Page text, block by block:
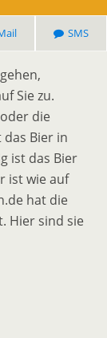
SMS
Sie zu.
die
Bier in
ist das Bier
ist wie auf
hat die
Hier sind sie